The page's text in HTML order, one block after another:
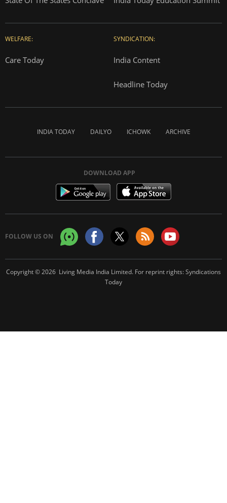
WELFARE:
Care Today
SYNDICATION:
India Content
Headline Today
INDIA TODAY DAILYO ICHOWK ARCHIVE
DOWNLOAD APP
FOLLOW US ON
Copyright © 2026 Living Media India Limited. For reprint rights:Syndications
Today